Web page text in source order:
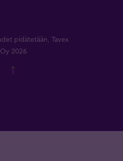
pidätetään, Tavex
Oy 2026